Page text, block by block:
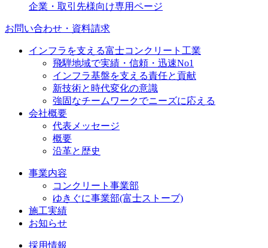
企業・取引先様向け専用ページ
お問い合わせ・資料請求
インフラを支える富士コンクリート工業
飛騨地域で実績・信頼・迅速No1
インフラ基盤を支える責任と貢献
新技術と時代変化の意識
強固なチームワークでニーズに応える
会社概要
代表メッセージ
概要
沿革と歴史
事業内容
コンクリート事業部
ゆきぐに事業部(富士ストーブ)
施工実績
お知らせ
採用情報